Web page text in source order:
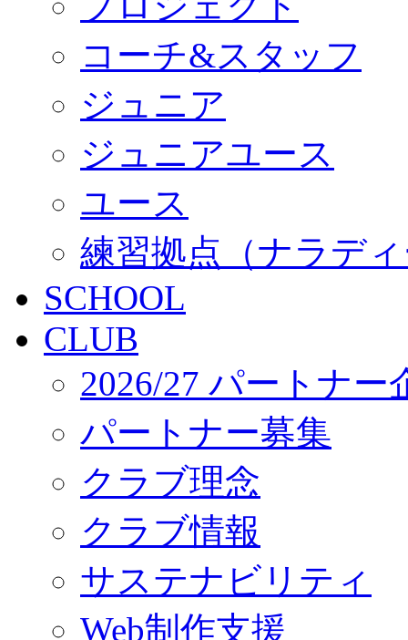
コーチ&スタッフ
ジュニア
ジュニアユース
ユース
練習拠点（ナラデ
SCHOOL
CLUB
2026/27 パートナー
パートナー募集
クラブ理念
クラブ情報
サステナビリティ
Web制作支援